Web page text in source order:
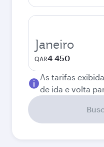
Janeiro
QAR4 450
As tarifas
de ida e volta